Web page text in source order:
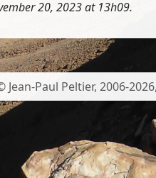
20, 2023 at 13h09.
Jean-Paul Peltier, 2006-